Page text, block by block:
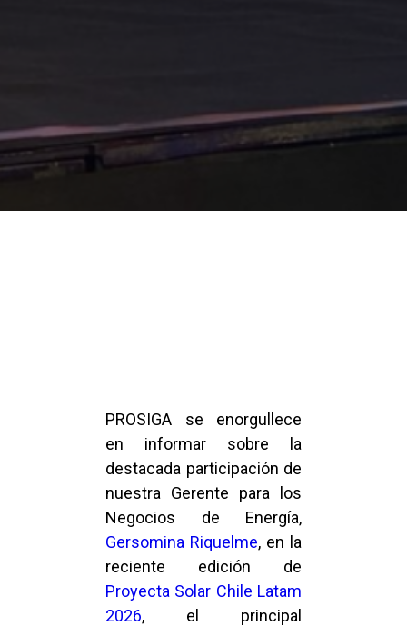
PROSIGA se enorgullece
en informar sobre la
destacada participación de
nuestra Gerente para los
Negocios de Energía,
Gersomina Riquelme, en la
reciente edición de
Proyecta Solar Chile Latam
2026, el principal